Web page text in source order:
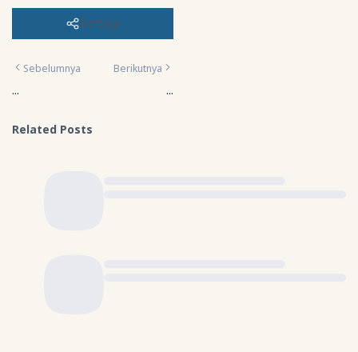
Berbagi
Sebelumnya
...
Berikutnya
...
Related Posts